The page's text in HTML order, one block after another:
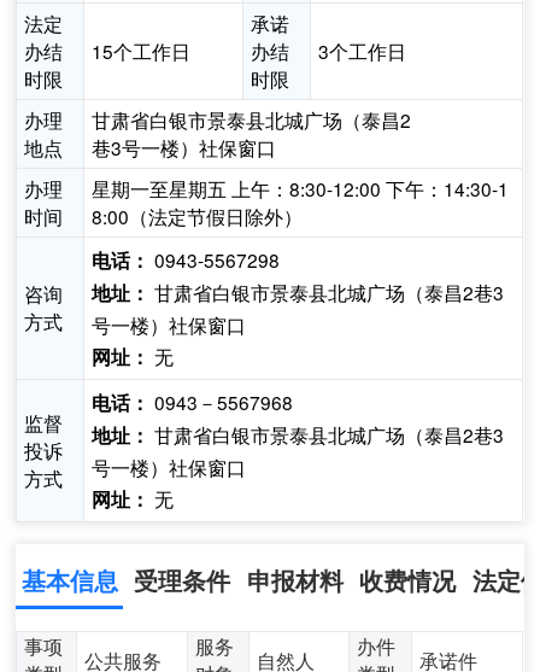
法定
办结
时限
15个工作日
承诺
办结
时限
3个工作日
办理
地点
甘肃省白银市景泰县北城广场（泰昌2
巷3号一楼）社保窗口
办理
时间
星期一至星期五 上午：8:30-12:00 下午：14:30-1
8:00（法定节假日除外）
咨询
方式
电话： 0943-5567298
地址： 甘肃省白银市景泰县北城广场（泰昌2巷3
号一楼）社保窗口
网址： 无
监督
投诉
方式
电话： 0943－5567968
地址： 甘肃省白银市景泰县北城广场（泰昌2巷3
号一楼）社保窗口
网址： 无
基本信息 受理条件 申报材料 收费情况 法定
事项
公共服务
服务
自然人
办件
承诺件